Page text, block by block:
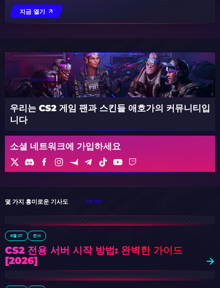
지금 열기
우리는 CS2 게임 팬과 스킨들 애호가의 커뮤니티입
니다
소셜 네트워크에 가입하세요
몇 가지 흥미로운 기사도 모든 기사
8월 07 문서
CS2 전용 서버 시작 방법: 완벽한 가이드
[2026]